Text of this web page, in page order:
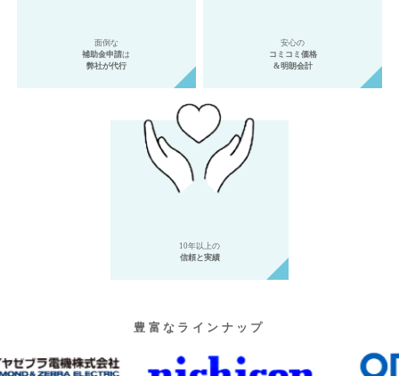
面倒な
補助金申請は
弊社が代行
安心の
コミコミ価格
&明朗会計
10年以上の
信頼と実績
豊富なラインナップ